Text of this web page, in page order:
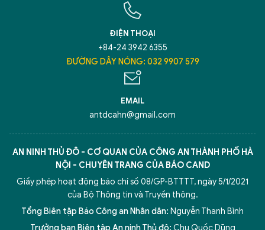
ĐIỆN THOẠI
+84-24 3942 6355
ĐƯỜNG DÂY NÓNG: 032 9907 579
EMAIL
antdcahn@gmail.com
AN NINH THỦ ĐÔ - CƠ QUAN CỦA CÔNG AN THÀNH PHỐ HÀ
NỘI - CHUYÊN TRANG CỦA BÁO CAND
Giấy phép hoạt động báo chí số 08/GP-BTTTT, ngày 5/1/2021
của Bộ Thông tin và Truyền thông.
Tổng Biên tập Báo Công an Nhân dân: Nguyễn Thanh Bình